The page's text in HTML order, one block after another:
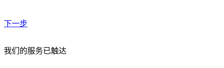
下一步
贵公司预算范围是？
我们的服务已触达